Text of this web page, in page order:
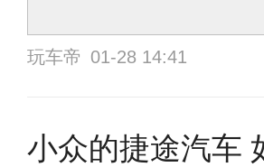
玩车帝 01-28 14:41
小众的捷途汽车